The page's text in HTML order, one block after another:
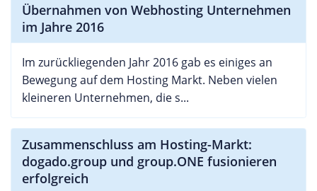
Übernahmen von Webhosting Unternehmen
im Jahre 2016
Im zurückliegenden Jahr 2016 gab es einiges an
Bewegung auf dem Hosting Markt. Neben vielen
kleineren Unternehmen, die s...
Zusammenschluss am Hosting-Markt:
dogado.group und group.ONE fusionieren
erfolgreich